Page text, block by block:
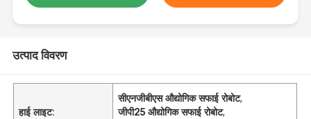
उत्पाद विवरण
हाई लाइट:
सीएनजीबीएस औद्योगिक सफाई रोबोट,
जीपी25 औद्योगिक सफाई रोबोट,